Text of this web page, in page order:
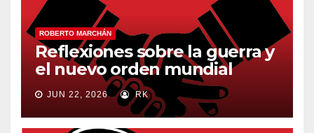
ROBERTO MARCHÁN
Reflexiones sobre la guerra y
el nuevo orden mundial
JUN 22, 2026 RK